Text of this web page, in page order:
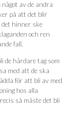
av de andra
på att det blir
det hinner ske
och ren
fall.
de hårdare tag som
med att de ska
för att bli av med
hos alla
så måste det bli